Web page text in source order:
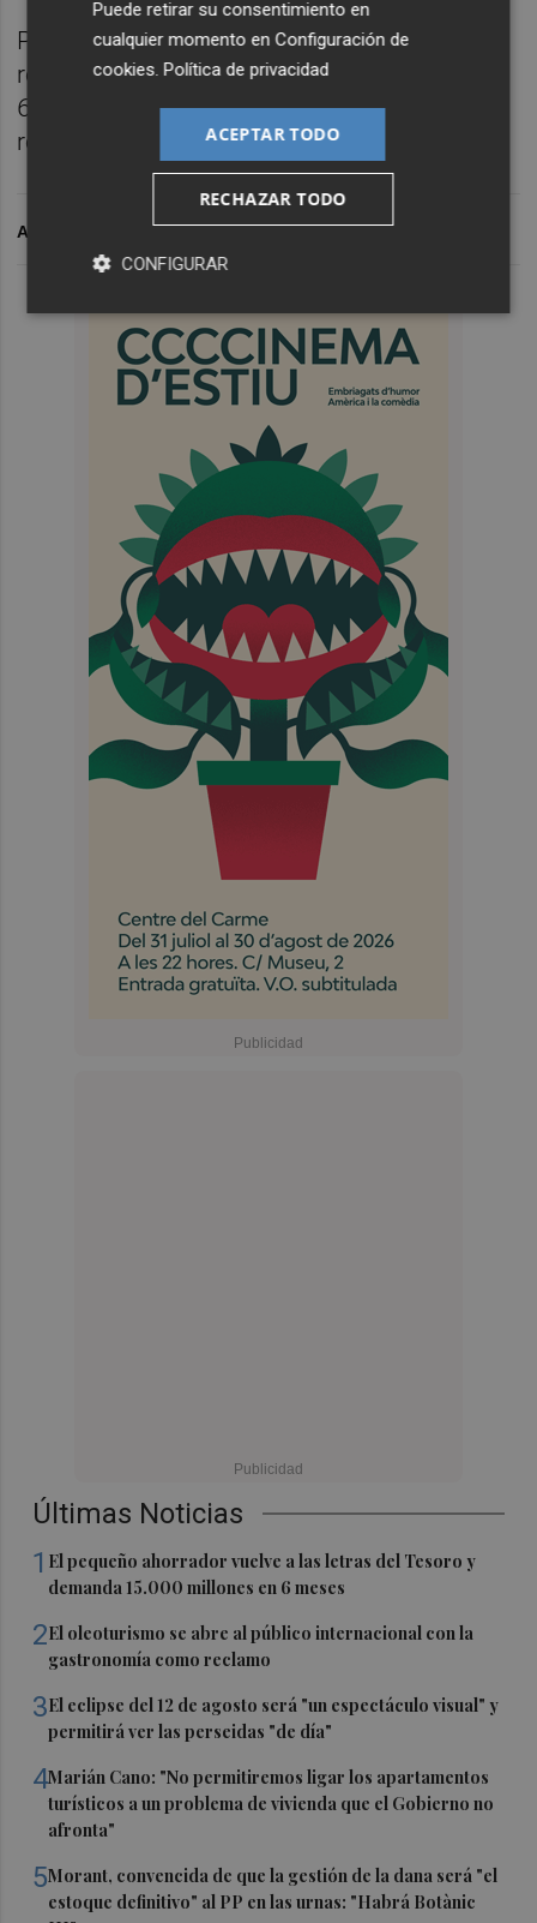
Últimas Noticias
1 El pequeño ahorrador vuelve a las letras del Tesoro y
demanda 15.000 millones en 6 meses
2El oleoturismo se abre al público internacional con la
gastronomía como reclamo
3El eclipse del 12 de agosto será "un espectáculo visual" y
permitirá ver las perseidas "de día"
4Marián Cano: "No permitiremos ligar los apartamentos
turísticos a un problema de vivienda que el Gobierno no
afronta"
5Morant, convencida de que la gestión de la dana será "el
estoque definitivo" al PP en las urnas: "Habrá Botànic
Por todo ello, se pide que Schmidt y Moreno
respondan solidariamente de la cantidad de
686.089 euros en concepto de
responsabilidad civil.
ARCHIVADO EN
Puede retirar su consentimiento en
cualquier momento enConfiguración de
cookies .Política de privacidad
ACEPTAR TODO
RECHAZAR TODO
CONFIGURAR